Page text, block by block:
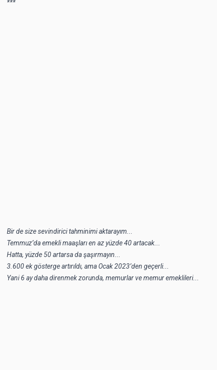
***
Bir de size sevindirici tahminimi aktarayım...
Temmuz’da emekli maaşları en az yüzde 40 artacak...
Hatta, yüzde 50 artarsa da şaşırmayın...
3.600 ek gösterge artırıldı, ama Ocak 2023’den geçerli...
Yani 6 ay daha direnmek zorunda, memurlar ve memur emeklileri...